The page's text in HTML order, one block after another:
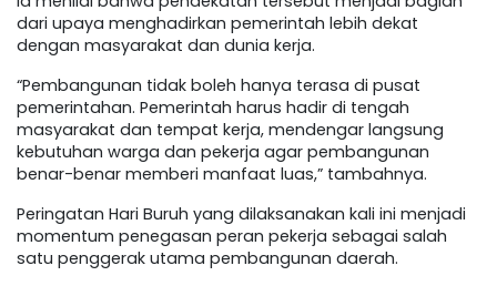
dari upaya menghadirkan pemerintah lebih dekat
dengan masyarakat dan dunia kerja.
“Pembangunan tidak boleh hanya terasa di pusat
pemerintahan. Pemerintah harus hadir di tengah
masyarakat dan tempat kerja, mendengar langsung
kebutuhan warga dan pekerja agar pembangunan
benar-benar memberi manfaat luas,” tambahnya.
Peringatan Hari Buruh yang dilaksanakan kali ini menjadi
momentum penegasan peran pekerja sebagai salah
satu penggerak utama pembangunan daerah.